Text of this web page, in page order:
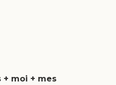
moi + mes